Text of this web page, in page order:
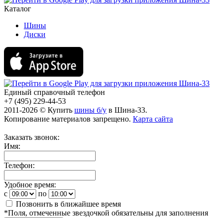
Каталог
Шины
Диски
Единый справочный телефон
+7 (495) 229-44-53
2011-2026 © Купить шины б/у в Шина-33.
Копирование материалов запрещено. Карта сайта
Заказать звонок:
Имя:
Телефон:
Удобное время:
c
по
Позвонить в ближайшее время
*Поля, отмеченные звездочкой обязательны для заполнения